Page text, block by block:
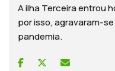
A ilha Terceira entrou
por isso, agravaram-
pandemia.